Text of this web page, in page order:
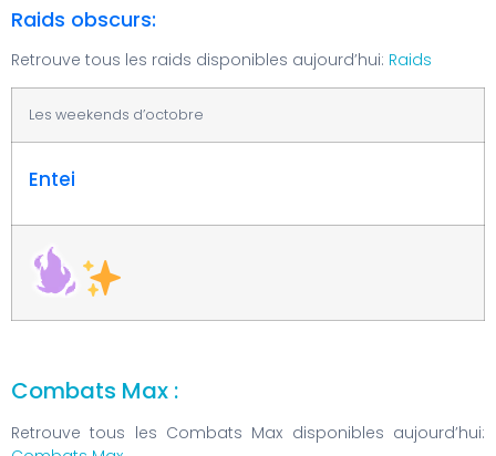
Raids obscurs:
Retrouve tous les raids disponibles aujourd’hui: Raids
Les weekends d’octobre
Entei
Combats Max :
Retrouve tous les Combats Max disponibles aujourd’hui: